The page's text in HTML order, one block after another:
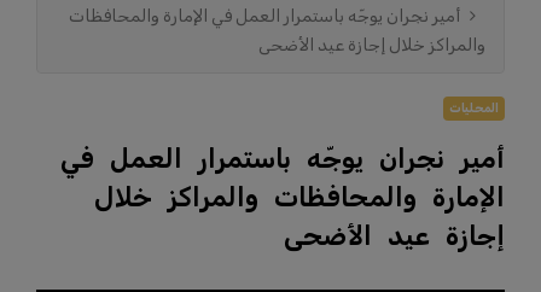
أمير نجران يوجّه باستمرار العمل في الإمارة والمحافظات
والمراكز خلال إجازة عيد الأضحى
المحليات
أمير نجران يوجّه باستمرار العمل في
الإمارة والمحافظات والمراكز خلال
إجازة عيد الأضحى